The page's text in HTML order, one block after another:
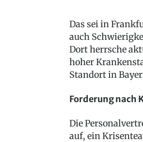
Das sei in
auch
Dort herrsche
hoher
Standort in
Forderung nach
Die
auf, ein